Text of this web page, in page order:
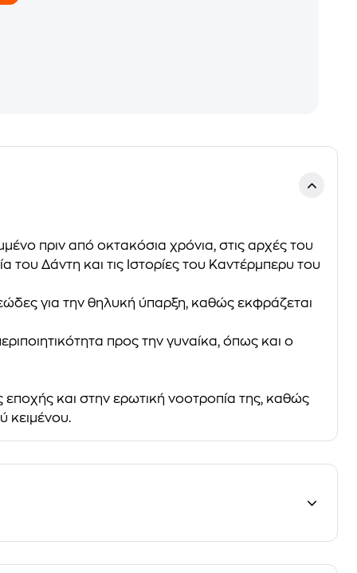
πριν από οκτακόσια χρόνια, στις αρχές του
Δάντη και τις Iστορίες του Καντέρμπερυ του
για την θηλυκή ύπαρξη, καθώς εκφράζεται
προς την γυναίκα, όπως και ο
και στην ερωτική νοοτροπία της, καθώς
κειμένου.